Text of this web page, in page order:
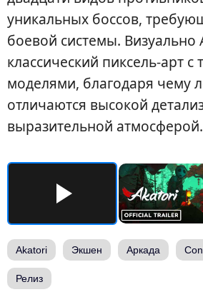
уникальных боссов,
боевой системы. Визуально
классический пиксель-арт
моделями, благодаря чему
отличаются высокой
выразительной атмосферой.
Akatori Экшен Аркада
Релиз